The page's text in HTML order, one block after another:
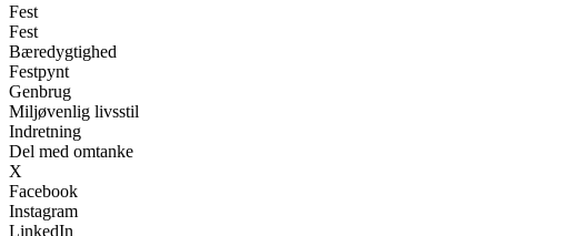
Fest
Fest
Bæredygtighed
Festpynt
Genbrug
Miljøvenlig livsstil
Indretning
Del med omtanke
X
Facebook
Instagram
LinkedIn